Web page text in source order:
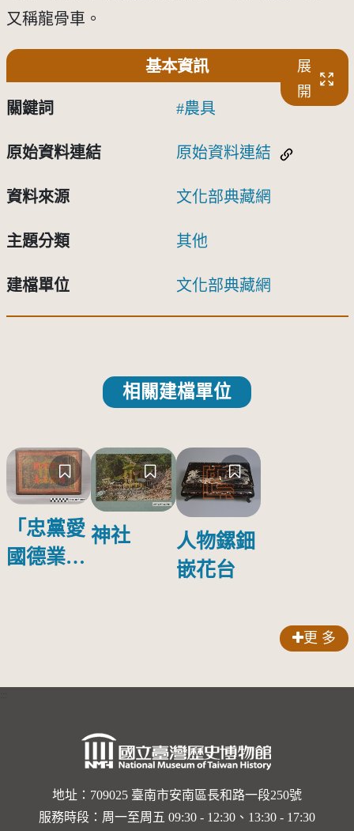
又稱龍骨車。
基本資訊
展
開
關鍵詞 農具
原始資料連結 原始資料連結
資料來源 文化部典藏網
主題分類 其他
建檔單位 文化部典藏網
相關建檔單位
「忠黨愛
國德業並
神社
人物鏍鈿
嵌花台
更 多
地址：709025 臺南市安南區長和路一段250號
服務時段：周一至周五 09:30 - 12:30、13:30 - 17:30